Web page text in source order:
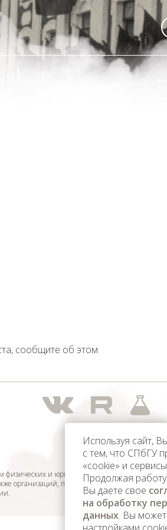
физических и юридических лиц,
организаций, признанных
сообщите об этом
Используя сайт,
с тем, что СПбГУ
«cookie» и
Продолжая
Вы даете свое
на обработку
данных. Вы